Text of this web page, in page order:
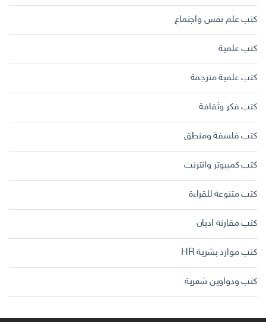
كتب علم نفس واجتماع
كتب علمية
كتب علمية مترجمة
كتب فكر وثقافة
كتب فلسفة ومنطق
كتب كمبيوتر وانترنت
كتب متنوعة للقراءة
كتب مقارنة اديان
كتب موارد بشرية HR
كتب ودواوين شعرية